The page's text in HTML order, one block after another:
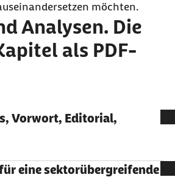
möchten.
Analysen. Die
als PDF-
Vorwort, Editorial,
eine sektorübergreifende